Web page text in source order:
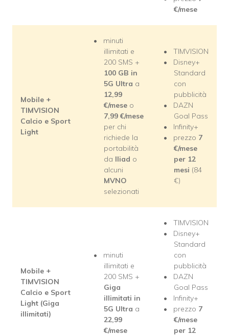
€/mese
Mobile +
TIMVISION
Calcio e Sport
Light
minuti
illimitati e
200 SMS +
100 GB in
5G Ultra a
12,99
€/mese o
7,99€/mese
per chi
richiede la
portabilità
da Iliad o
alcuni
MVNO
selezionati
TIMVISION
Disney+
Standard
con
pubblicità
DAZN
Goal Pass
Infinity+
prezzo 7
€/mese
per 12
mesi (84
€)
Mobile +
TIMVISION
Calcio e Sport
Light (Giga
illimitati)
minuti
illimitati e
200 SMS +
Giga
illimitati in
5G Ultra a
22,99
€/mese
TIMVISION
Disney+
Standard
con
pubblicità
DAZN
Goal Pass
Infinity+
prezzo 7
€/mese
per 12